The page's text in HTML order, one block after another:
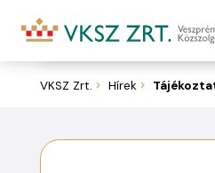
VKSZ Zrt. Hírek